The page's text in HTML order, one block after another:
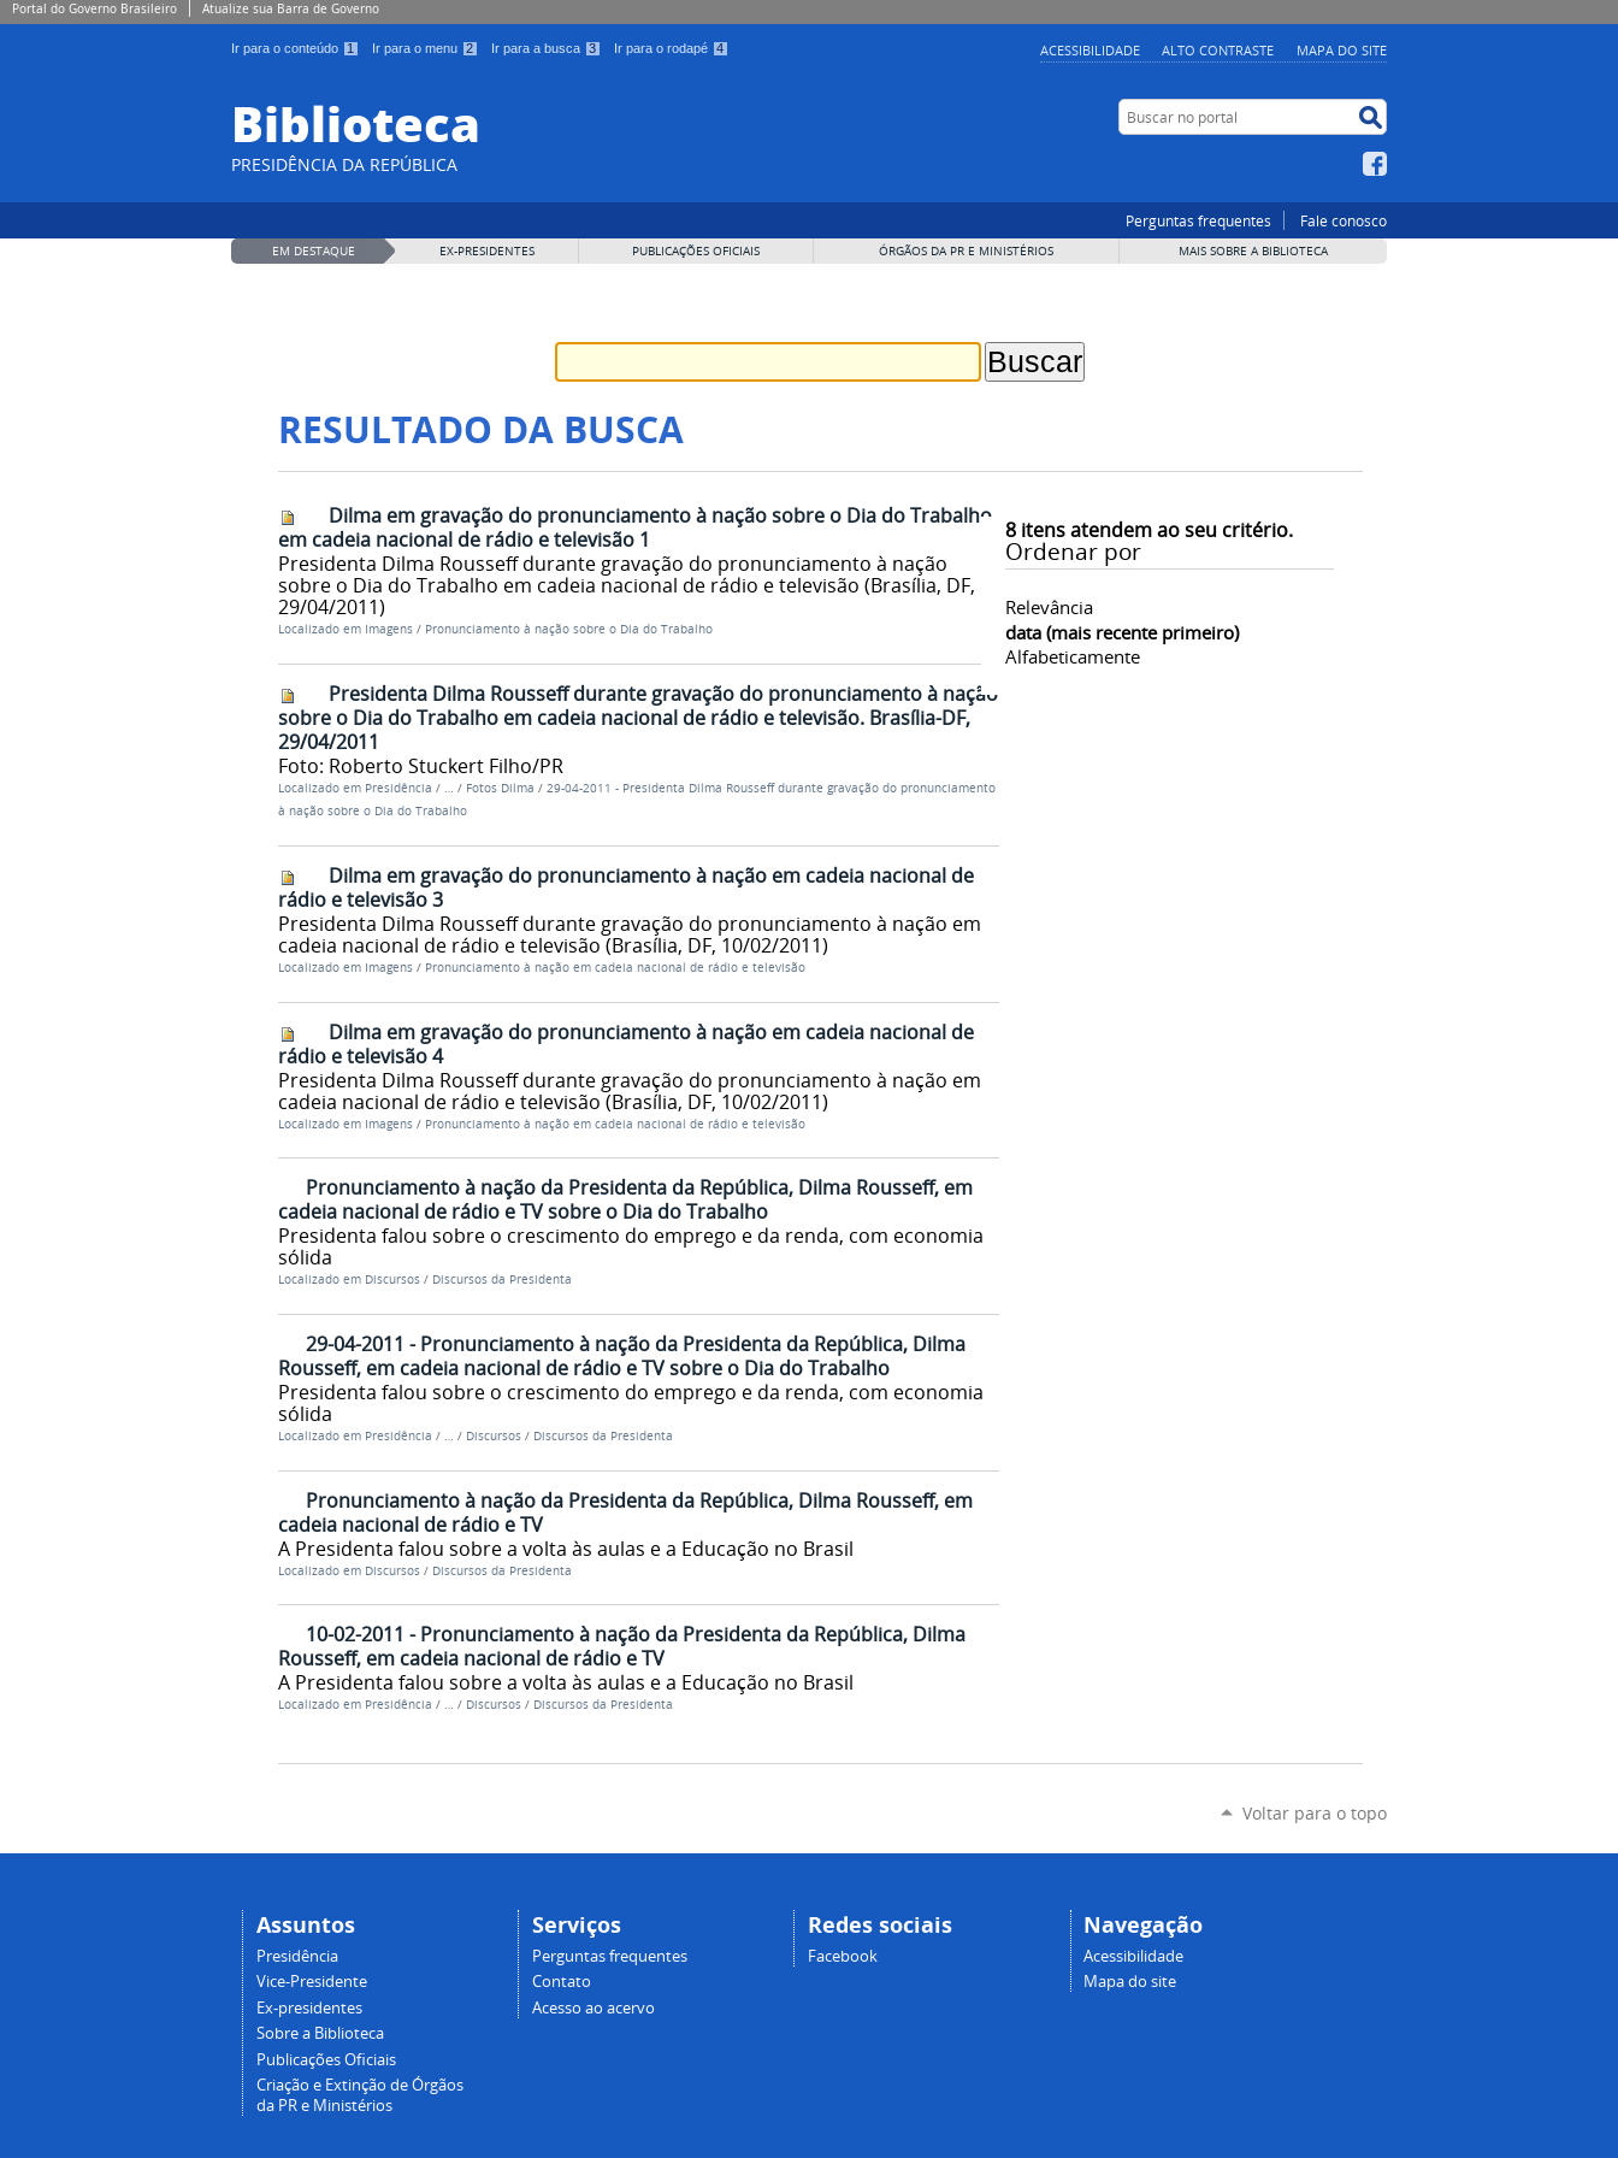
Portal do Governo Brasileiro Atualize sua Barra de Governo
Ir para o conteúdo 1 Ir para o menu 2 Ir para a busca 3 Ir para o rodapé 4 ACESSIBILIDADE ALTO CONTRASTE MAPA DO SITE
Biblioteca
PRESIDÊNCIA DA REPÚBLICA
Buscar no portal
Perguntas frequentes Fale conosco
EM DESTAQUE EX-PRESIDENTES PUBLICAÇÕES OFICIAIS ÓRGÃOS DA PR E MINISTÉRIOS MAIS SOBRE A BIBLIOTECA
RESULTADO DA BUSCA
8itens atendem ao seu critério.
Ordenar por
Relevância
data (mais recente primeiro)
Alfabeticamente
Dilma em gravação do pronunciamento à nação sobre o Dia do Trabalho
em cadeia nacional de rádio e televisão 1
Presidenta Dilma Rousseff durante gravação do pronunciamento à nação
sobre o Dia do Trabalho em cadeia nacional de rádio e televisão (Brasília, DF,
29/04/2011)
Localizado em Imagens / Pronunciamento à nação sobre o Dia do Trabalho
Presidenta Dilma Rousseff durante gravação do pronunciamento à nação
sobre o Dia do Trabalho em cadeia nacional de rádio e televisão. Brasília-DF,
29/04/2011
Foto: Roberto Stuckert Filho/PR
Localizado em Presidência / … / Fotos Dilma / 29-04-2011 - Presidenta Dilma Rousseff durante gravação do pronunciamento
à nação sobre o Dia do Trabalho
Dilma em gravação do pronunciamento à nação em cadeia nacional de
rádio e televisão 3
Presidenta Dilma Rousseff durante gravação do pronunciamento à nação em
cadeia nacional de rádio e televisão (Brasília, DF, 10/02/2011)
Localizado em Imagens / Pronunciamento à nação em cadeia nacional de rádio e televisão
Dilma em gravação do pronunciamento à nação em cadeia nacional de
rádio e televisão 4
Presidenta Dilma Rousseff durante gravação do pronunciamento à nação em
cadeia nacional de rádio e televisão (Brasília, DF, 10/02/2011)
Localizado em Imagens / Pronunciamento à nação em cadeia nacional de rádio e televisão
Pronunciamento à nação da Presidenta da República, Dilma Rousseff, em
cadeia nacional de rádio e TV sobre o Dia do Trabalho
Presidenta falou sobre o crescimento do emprego e da renda, com economia
sólida
Localizado em Discursos / Discursos da Presidenta
29-04-2011 - Pronunciamento à nação da Presidenta da República, Dilma
Rousseff, em cadeia nacional de rádio e TV sobre o Dia do Trabalho
Presidenta falou sobre o crescimento do emprego e da renda, com economia
sólida
Localizado em Presidência / … / Discursos / Discursos da Presidenta
Pronunciamento à nação da Presidenta da República, Dilma Rousseff, em
cadeia nacional de rádio e TV
A Presidenta falou sobre a volta às aulas e a Educação no Brasil
Localizado em Discursos / Discursos da Presidenta
10-02-2011 - Pronunciamento à nação da Presidenta da República, Dilma
Rousseff, em cadeia nacional de rádio e TV
A Presidenta falou sobre a volta às aulas e a Educação no Brasil
Localizado em Presidência / … / Discursos / Discursos da Presidenta
Voltar para o topo
Assuntos
Presidência
Vice-Presidente
Ex-presidentes
Sobre a Biblioteca
Publicações Oficiais
Criação e Extinção de Órgãos
da PR e Ministérios
Serviços
Perguntas frequentes
Contato
Acesso ao acervo
Redes sociais
Facebook
Navegação
Acessibilidade
Mapa do site